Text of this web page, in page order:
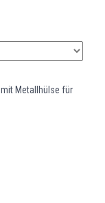
mit Metallhülse für